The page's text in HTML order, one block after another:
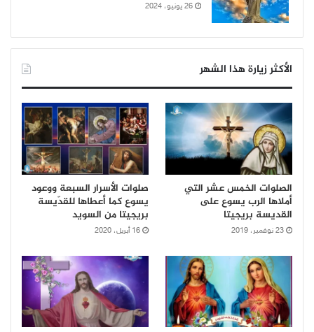
26 يونيو، 2024
الأكثر زيارة هذا الشهر
الصلوات الخمس عشر التي
أملاها الرب يسوع على
القديسة بريجيتا
23 نوفمبر، 2019
صلوات الأسرار السبعة ووعود
يسوع كما أعطاها للقدّيسة
بريجيتا من السويد
16 أبريل، 2020